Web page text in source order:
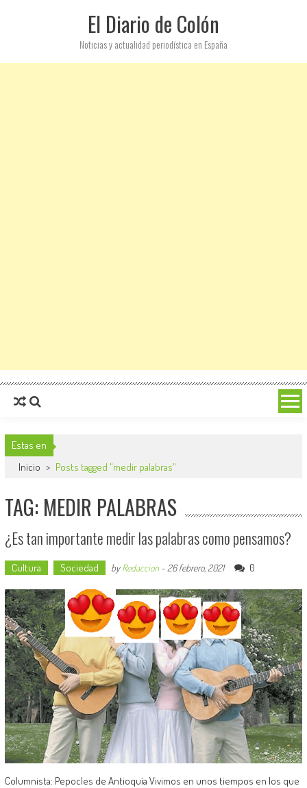
El Diario de Colón
Noticias y actualidad periodística en España
Estas en
Inicio > Posts tagged "medir palabras"
TAG: MEDIR PALABRAS
¿Es tan importante medir las palabras como pensamos?
Cultura Sociedad byRedaccion- 26 febrero, 2021 0
Columnista: Pepocles de Antioquía Vivimos en unos tiempos en los que